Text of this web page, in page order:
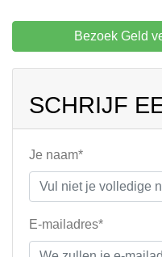
Bezoek Geld
SCHRIJF
Je naam*
E-mailadres*